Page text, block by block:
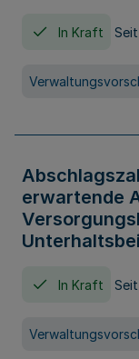
In Kraft
erwartende
In Kraft